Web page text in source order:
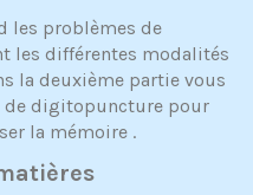
les problèmes de
les différentes modalités
la deuxième partie vous
digitopuncture pour
la mémoire .